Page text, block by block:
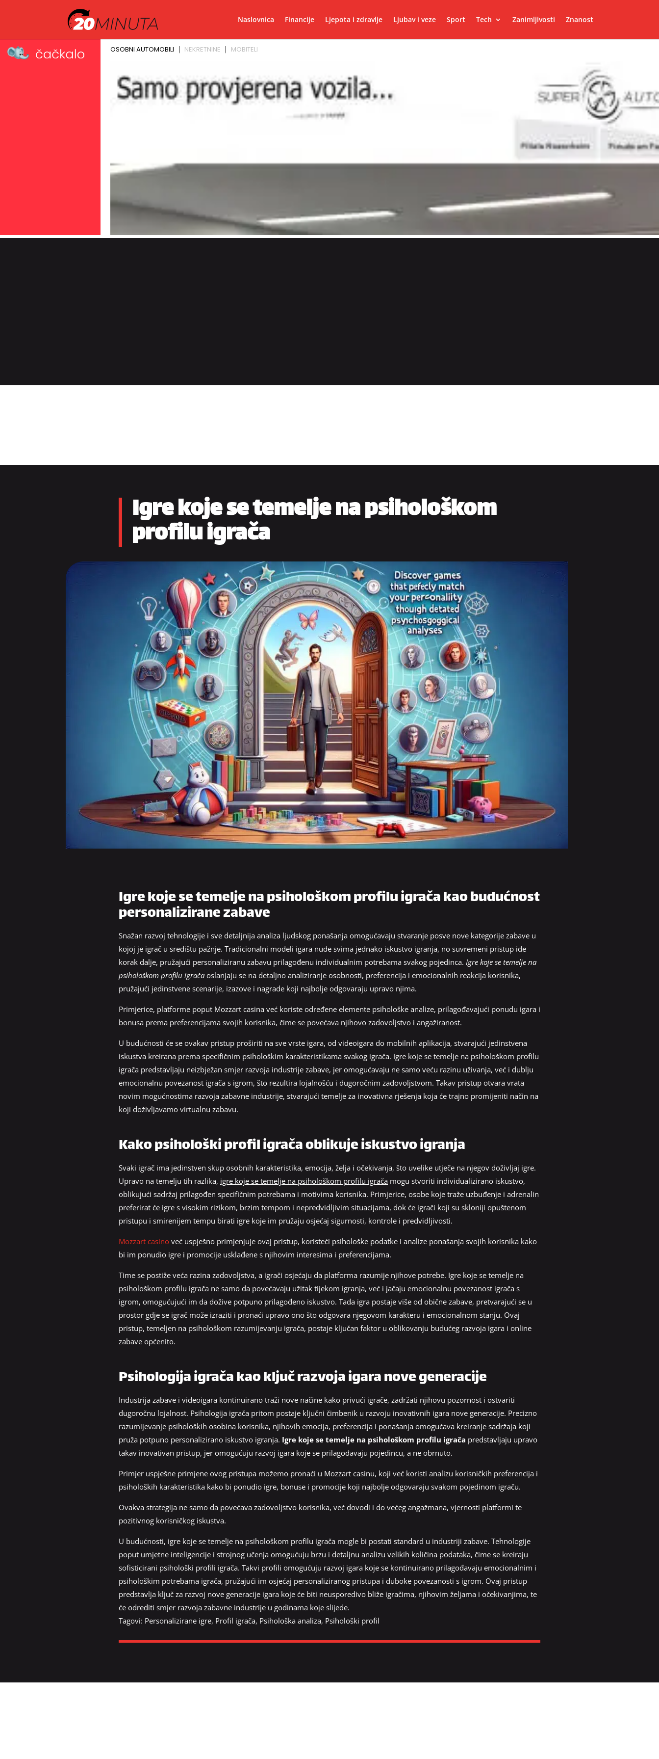
Naslovnica Financije Ljepota i zdravlje Ljubav i veze Sport Tech Zanimljivosti Znanost
Igre koje se temelje na psihološkom
profilu igrača
Igre koje se temelje na psihološkom profilu igrača kao budućnost
personalizirane zabave
Snažan razvoj tehnologije i sve detaljnija analiza ljudskog ponašanja omogućavaju stvaranje posve nove kategorije zabave u
kojoj je igrač u središtu pažnje. Tradicionalni modeli igara nude svima jednako iskustvo igranja, no suvremeni pristup ide
korak dalje, pružajući personaliziranu zabavu prilagođenu individualnim potrebama svakog pojedinca. Igre koje se temelje na
psihološkom profilu igrača oslanjaju se na detaljno analiziranje osobnosti, preferencija i emocionalnih reakcija korisnika,
pružajući jedinstvene scenarije, izazove i nagrade koji najbolje odgovaraju upravo njima.
Primjerice, platforme poput Mozzart casina već koriste određene elemente psihološke analize, prilagođavajući ponudu igara i
bonusa prema preferencijama svojih korisnika, čime se povećava njihovo zadovoljstvo i angažiranost.
U budućnosti će se ovakav pristup proširiti na sve vrste igara, od videoigara do mobilnih aplikacija, stvarajući jedinstvena
iskustva kreirana prema specifičnim psihološkim karakteristikama svakog igrača. Igre koje se temelje na psihološkom profilu
igrača predstavljaju neizbježan smjer razvoja industrije zabave, jer omogućavaju ne samo veću razinu uživanja, već i dublju
emocionalnu povezanost igrača s igrom, što rezultira lojalnošću i dugoročnim zadovoljstvom. Takav pristup otvara vrata
novim mogućnostima razvoja zabavne industrije, stvarajući temelje za inovativna rješenja koja će trajno promijeniti način na
koji doživljavamo virtualnu zabavu.
Kako psihološki profil igrača oblikuje iskustvo igranja
Svaki igrač ima jedinstven skup osobnih karakteristika, emocija, želja i očekivanja, što uvelike utječe na njegov doživljaj igre.
Upravo na temelju tih razlika, igre koje se temelje na psihološkom profilu igrača mogu stvoriti individualizirano iskustvo,
oblikujući sadržaj prilagođen specifičnim potrebama i motivima korisnika. Primjerice, osobe koje traže uzbuđenje i adrenalin
preferirat će igre s visokim rizikom, brzim tempom i nepredvidljivim situacijama, dok će igrači koji su skloniji opuštenom
pristupu i smirenijem tempu birati igre koje im pružaju osjećaj sigurnosti, kontrole i predvidljivosti.
Mozzart casino već uspješno primjenjuje ovaj pristup, koristeći psihološke podatke i analize ponašanja svojih korisnika kako
bi im ponudio igre i promocije usklađene s njihovim interesima i preferencijama.
Time se postiže veća razina zadovoljstva, a igrači osjećaju da platforma razumije njihove potrebe. Igre koje se temelje na
psihološkom profilu igrača ne samo da povećavaju užitak tijekom igranja, već i jačaju emocionalnu povezanost igrača s
igrom, omogućujući im da dožive potpuno prilagođeno iskustvo. Tada igra postaje više od obične zabave, pretvarajući se u
prostor gdje se igrač može izraziti i pronaći upravo ono što odgovara njegovom karakteru i emocionalnom stanju. Ovaj
pristup, temeljen na psihološkom razumijevanju igrača, postaje ključan faktor u oblikovanju budućeg razvoja igara i online
zabave općenito.
Psihologija igrača kao ključ razvoja igara nove generacije
Industrija zabave i videoigara kontinuirano traži nove načine kako privući igrače, zadržati njihovu pozornost i ostvariti
dugoročnu lojalnost. Psihologija igrača pritom postaje ključni čimbenik u razvoju inovativnih igara nove generacije. Precizno
razumijevanje psiholoških osobina korisnika, njihovih emocija, preferencija i ponašanja omogućava kreiranje sadržaja koji
pruža potpuno personalizirano iskustvo igranja. Igre koje se temelje na psihološkom profilu igrača predstavljaju upravo
takav inovativan pristup, jer omogućuju razvoj igara koje se prilagođavaju pojedincu, a ne obrnuto.
Primjer uspješne primjene ovog pristupa možemo pronaći u Mozzart casinu, koji već koristi analizu korisničkih preferencija i
psiholoških karakteristika kako bi ponudio igre, bonuse i promocije koji najbolje odgovaraju svakom pojedinom igraču.
Ovakva strategija ne samo da povećava zadovoljstvo korisnika, već dovodi i do većeg angažmana, vjernosti platformi te
pozitivnog korisničkog iskustva.
U budućnosti, igre koje se temelje na psihološkom profilu igrača mogle bi postati standard u industriji zabave. Tehnologije
poput umjetne inteligencije i strojnog učenja omogućuju brzu i detaljnu analizu velikih količina podataka, čime se kreiraju
sofisticirani psihološki profili igrača. Takvi profili omogućuju razvoj igara koje se kontinuirano prilagođavaju emocionalnim i
psihološkim potrebama igrača, pružajući im osjećaj personaliziranog pristupa i duboke povezanosti s igrom. Ovaj pristup
predstavlja ključ za razvoj nove generacije igara koje će biti neusporedivo bliže igračima, njihovim željama i očekivanjima, te
će odrediti smjer razvoja zabavne industrije u godinama koje slijede.
Tagovi: Personalizirane igre, Profil igrača, Psihološka analiza, Psihološki profil